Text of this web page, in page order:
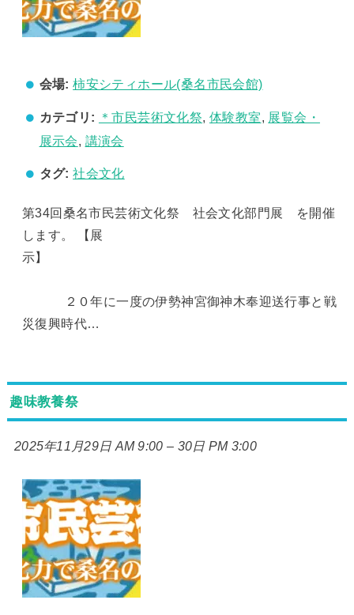
会場: 柿安シティホール(桑名市民会館)
カテゴリ: ＊市民芸術文化祭, 体験教室, 展覧会・
展示会, 講演会
タグ: 社会文化
第34回桑名市民芸術文化祭 社会文化部門展 を開催
します。 【展
示】
２０年に一度の伊勢神宮御神木奉迎送行事と戦
災復興時代…
趣味教養祭
2025年11月29日 AM 9:00 – 30日 PM 3:00